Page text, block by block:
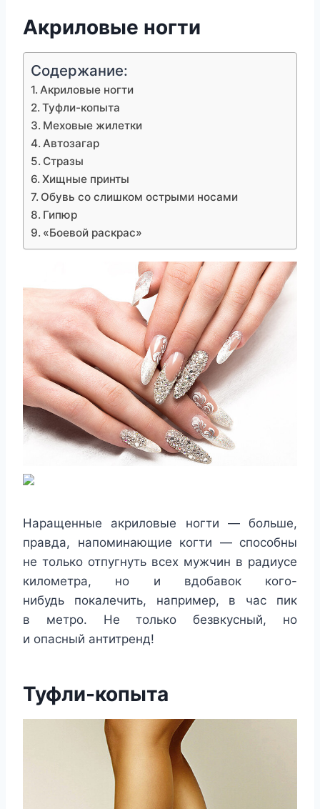
Акриловые ногти
Содержание:
Акриловые ногти
Туфли-копыта
Меховые жилетки
Автозагар
Стразы
Хищные принты
Обувь со слишком острыми носами
Гипюр
«Боевой раскрас»
Наращенные акриловые ногти — больше,
правда, напоминающие когти — способны
не только отпугнуть всех мужчин в радиусе
километра, но и вдобавок кого-
нибудь покалечить, например, в час пик
в метро. Не только безвкусный, но
и опасный антитренд!
Туфли-копыта